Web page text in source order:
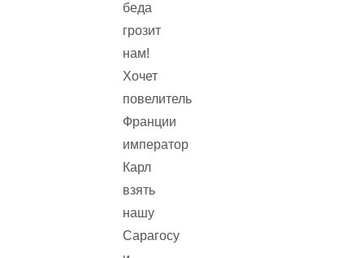
беда
грозит
нам!
Хочет
повелитель
Франции
император
Карл
взять
нашу
Сарагосу